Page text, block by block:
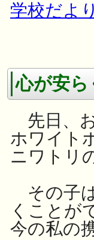
学校だよ
心が安
先日、
ホワイト
ニワトリ
その子
くことが
今の私の